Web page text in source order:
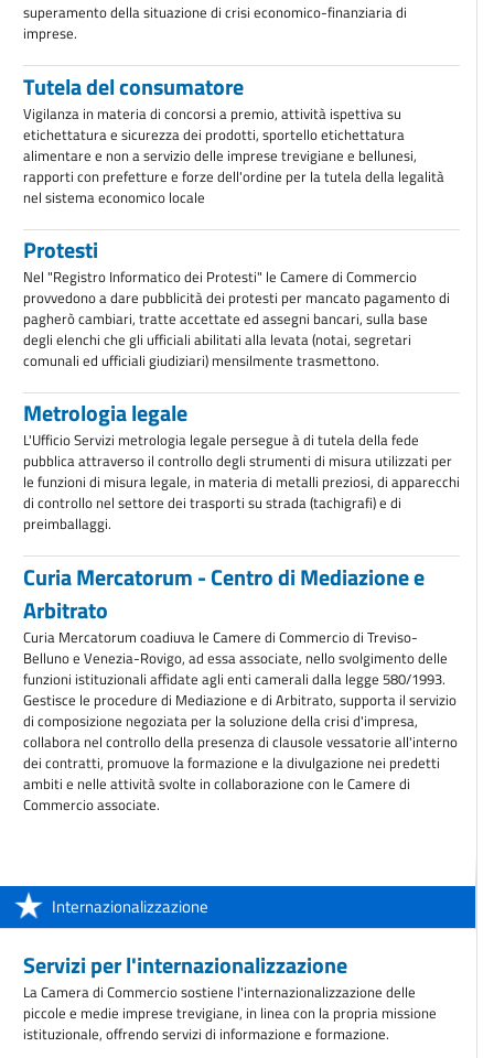
superamento della situazione di crisi economico-finanziaria di
imprese.
Tutela del consumatore
Vigilanza in materia di concorsi a premio, attività ispettiva su
etichettatura e sicurezza dei prodotti, sportello etichettatura
alimentare e non a servizio delle imprese trevigiane e bellunesi,
rapporti con prefetture e forze dell'ordine per la tutela della legalità
nel sistema economico locale
Protesti
Nel "Registro Informatico dei Protesti" le Camere di Commercio
provvedono a dare pubblicità dei protesti per mancato pagamento di
pagherò cambiari, tratte accettate ed assegni bancari, sulla base
degli elenchi che gli ufficiali abilitati alla levata (notai, segretari
comunali ed ufficiali giudiziari) mensilmente trasmettono.
Metrologia legale
L'Ufficio Servizi metrologia legale persegue à di tutela della fede
pubblica attraverso il controllo degli strumenti di misura utilizzati per
le funzioni di misura legale, in materia di metalli preziosi, di apparecchi
di controllo nel settore dei trasporti su strada (tachigrafi) e di
preimballaggi.
Curia Mercatorum - Centro di Mediazione e
Arbitrato
Curia Mercatorum coadiuva le Camere di Commercio di Treviso-
Belluno e Venezia-Rovigo, ad essa associate, nello svolgimento delle
funzioni istituzionali affidate agli enti camerali dalla legge 580/1993.
Gestisce le procedure di Mediazione e di Arbitrato, supporta il servizio
di composizione negoziata per la soluzione della crisi d'impresa,
collabora nel controllo della presenza di clausole vessatorie all'interno
dei contratti, promuove la formazione e la divulgazione nei predetti
ambiti e nelle attività svolte in collaborazione con le Camere di
Commercio associate.
Internazionalizzazione
Servizi per l'internazionalizzazione
La Camera di Commercio sostiene l'internazionalizzazione delle
piccole e medie imprese trevigiane, in linea con la propria missione
istituzionale, offrendo servizi di informazione e formazione.